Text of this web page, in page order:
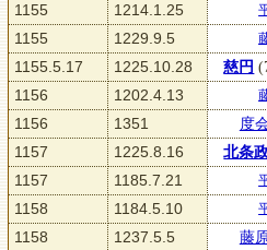
1155
1214.1.25
1155 1229.9.5
1155.5.17 1225.10.28 慈円
1156
1202.4.13
1156 1351
度
1157
1225.8.16
北条
1157
1185.7.21
1158 1184.5.10
1158 1237.5.5
藤